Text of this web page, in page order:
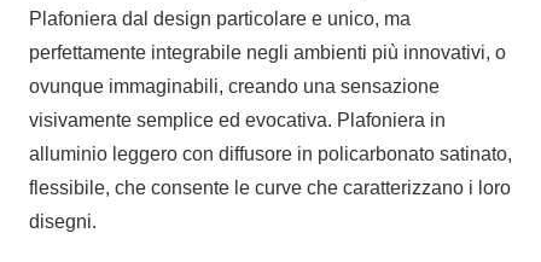
Plafoniera dal design particolare e unico, ma
perfettamente integrabile negli ambienti più innovativi, o
ovunque immaginabili, creando una sensazione
visivamente semplice ed evocativa. Plafoniera in
alluminio leggero con diffusore in policarbonato satinato,
flessibile, che consente le curve che caratterizzano i loro
disegni.